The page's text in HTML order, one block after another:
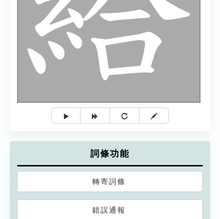
詞條功能
轉寄詞條
錯誤通報